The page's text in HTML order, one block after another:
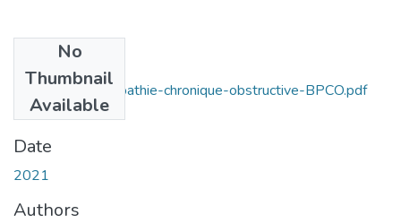
No
Thumbnail
Available
broncho-pneumopathie-chronique-obstructive-BPCO.pdf
(5.54 MB)
Date
2021
Authors